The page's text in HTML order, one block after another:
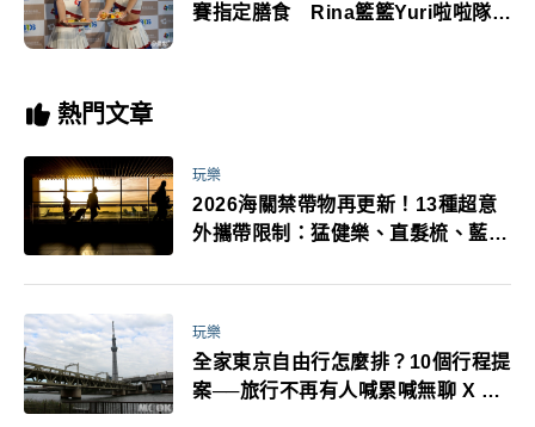
賽指定膳食 Rina籃籃Yuri啦啦隊女
熱門文章
玩樂
2026海關禁帶物再更新！13種超意
外攜帶限制：猛健樂、直髮梳、藍牙
萬！注意事項一次看！
玩樂
全家東京自由行怎麼排？10個行程提
案──旅行不再有人喊累喊無聊 X 爸